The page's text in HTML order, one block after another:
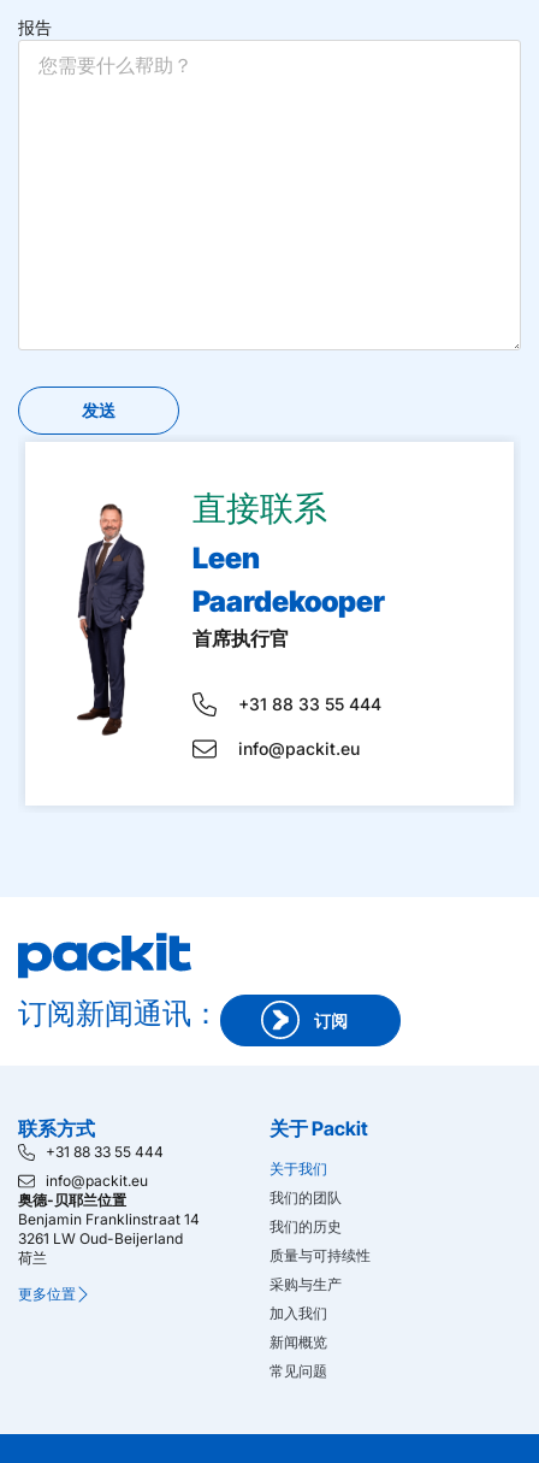
直接联系
Leen
Paardekooper
首席执行官
+31 88 33 55 444
info@packit.eu
报告
订阅新闻通讯： 订阅
联系方式
+31 88 33 55 444
info@packit.eu
奥德-贝耶兰位置
Benjamin Franklinstraat 14
3261 LW Oud-Beijerland
荷兰
更多位置
关于 Packit
关于我们
我们的团队
我们的历史
质量与可持续性
采购与生产
加入我们
新闻概览
常见问题